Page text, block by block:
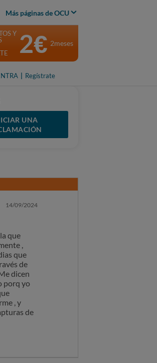
Más páginas de OCU
Regístrate
Y 2€ 2meses
UNA
14/09/2024
que
,
que
de
dicen
porq yo
, y
de